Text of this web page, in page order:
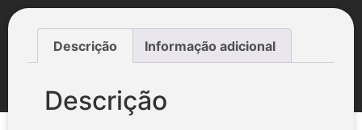
Descrição Informação adicional
Descrição